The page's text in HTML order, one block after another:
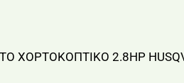
ΧΟΡΤΟΚΟΠΤΙΚΟ 2.8HP